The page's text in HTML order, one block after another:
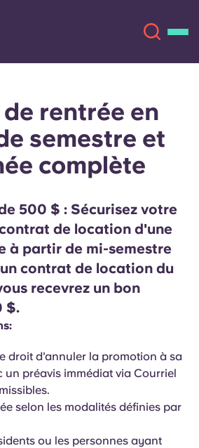
Langue
English (US)
Chinese
Español
pays
ville
maintenant
(GB)
(US)
Deutsch
French
rentrée en
semestre et
complète
500 $ : Sécurisez votre
de location d'une
à partir de mi-semestre
contrat de location du
recevrez un bon
$.
droit d'annuler la promotion à sa
un préavis immédiat via Courriel
selon les modalités définies par
ou les personnes ayant